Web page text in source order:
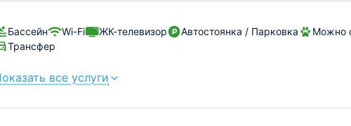
Бассейн Wi-Fi ЖК-телевизор Автостоянка / Парковка
Можно
Трансфер
все услуги